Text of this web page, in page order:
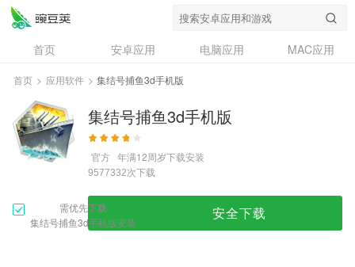
首页 安卓应用 电脑应用
MAC应用
资讯
专题
问答
首页 > 应用软件 > 集结号捕鱼3d手机版
集结号捕鱼3d手机版
官方 年满12周岁下载安装
9577332次下载
需优先下载
集结号捕鱼3d手机版安装
安全下载